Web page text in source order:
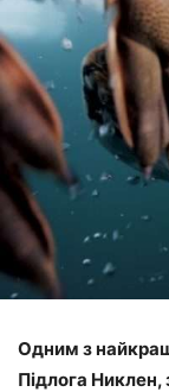
Одним з
Підлога Никлен,